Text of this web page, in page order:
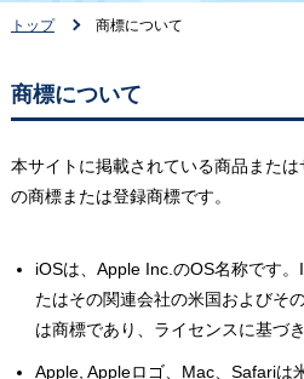
トップ 商標について
商標について
本サイトに掲載されている商品また
の商標または登録商標です。
iOSは、Apple Inc.のOS名称です
たはその関連会社の米国およびそ
は商標であり、ライセンスに基づ
Apple, Appleロゴ、Mac、Safariは